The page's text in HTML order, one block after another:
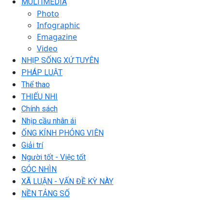
Photo
Infographic
Emagazine
Video
NHỊP SỐNG XỨ TUYÊN
PHÁP LUẬT
Thể thao
THIẾU NHI
Chính sách
Nhịp cầu nhân ái
ỐNG KÍNH PHÓNG VIÊN
Giải trí
Người tốt - Việc tốt
GÓC NHÌN
XÃ LUẬN - VẤN ĐỀ KỲ NÀY
NỀN TẢNG SỐ